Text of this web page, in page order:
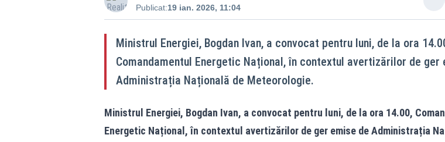
Publicat:19 ian. 2026, 11:04
Ministrul Energiei, Bogdan Ivan, a convocat pentru luni, de la ora
Comandamentul Energetic Național, în contextul avertizărilor de ger
Administrația Națională de Meteorologie.
Ministrul Energiei, Bogdan Ivan, a convocat pentru luni, de la ora 14.00,
Energetic Național, în contextul avertizărilor de ger emise de Administrația